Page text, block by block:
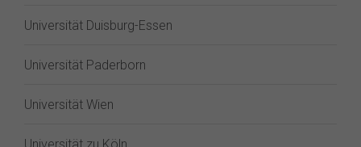
Universität Duisburg-Essen
Universität Paderborn
Universität Wien